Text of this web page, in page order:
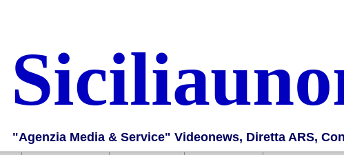
"Agenzia Media & Service" Videonews, Diretta ARS,